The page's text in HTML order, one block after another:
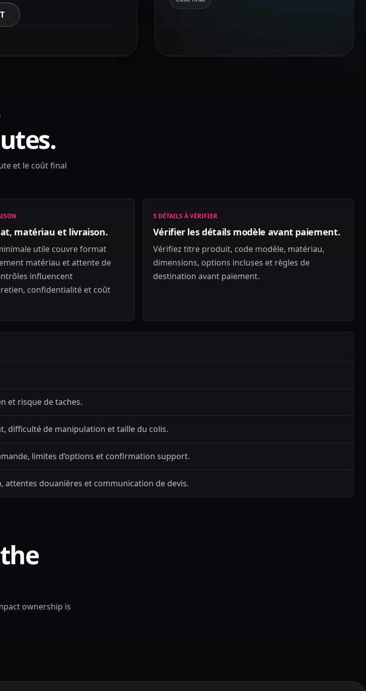
et le coût final
matériau et livraison.
utile couvre format
matériau et attente de
influencent
confidentialité et coût
5 DÉTAILS À VÉRIFIER
Vérifier les détails modèle avant paiement.
Vérifiez titre produit, code modèle, matériau,
dimensions, options incluses et règles de
destination avant paiement.
et risque de taches.
difficulté de manipulation et taille du colis.
limites d’options et confirmation support.
douanières et communication de devis.
ownership is